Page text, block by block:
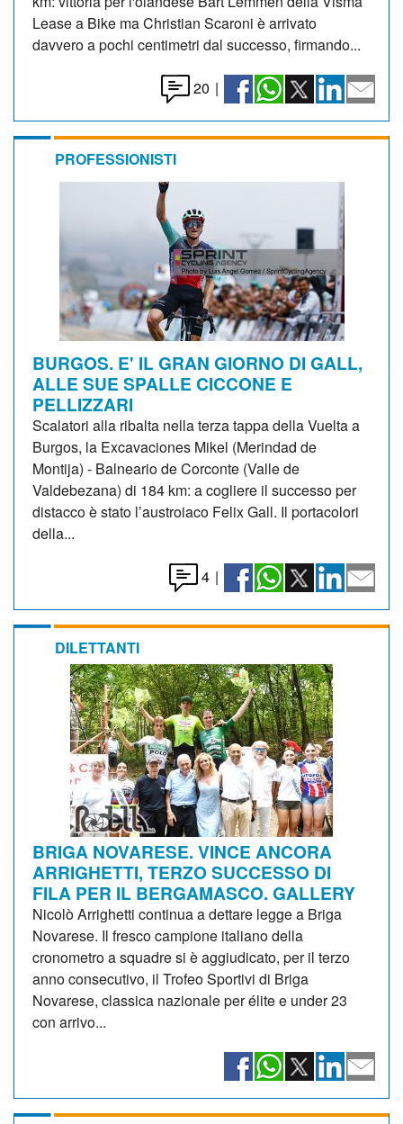
Lease a Bike ma Christian Scaroni è arrivato
davvero a pochi centimetri dal successo, firmando...
20 |
PROFESSIONISTI
BURGOS. E' IL GRAN GIORNO DI GALL,
ALLE SUE SPALLE CICCONE E
PELLIZZARI
Scalatori alla ribalta nella terza tappa della Vuelta a
Burgos, la Excavaciones Mikel (Merindad de
Montija) - Balneario de Corconte (Valle de
Valdebezana) di 184 km: a cogliere il successo per
distacco è stato l’austroiaco Felix Gall. Il portacolori
della...
4 |
DILETTANTI
BRIGA NOVARESE. VINCE ANCORA
ARRIGHETTI, TERZO SUCCESSO DI
FILA PER IL BERGAMASCO. GALLERY
Nicolò Arrighetti continua a dettare legge a Briga
Novarese. Il fresco campione italiano della
cronometro a squadre si è aggiudicato, per il terzo
anno consecutivo, il Trofeo Sportivi di Briga
Novarese, classica nazionale per élite e under 23
con arrivo...